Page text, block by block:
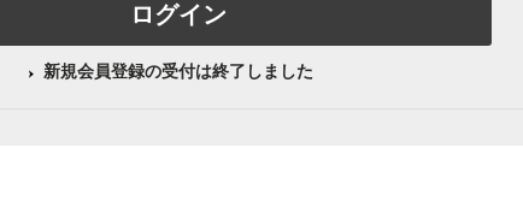
ログイン
新規会員登録の受付は終了しました